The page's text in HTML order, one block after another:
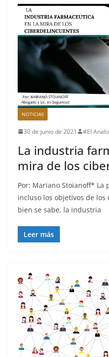
NOTICIAS
30 de junio de 2021 #El
La industria
mira de los
Por: Mariano Stoianoff* La
incluso los objetivos de
bien se sabe, la industria
Leer más